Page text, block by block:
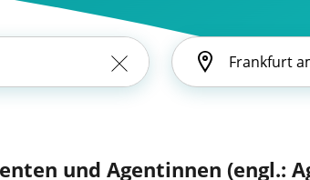
und Agentinnen (engl.: